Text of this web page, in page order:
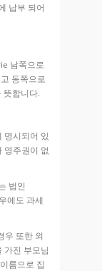
납부 되어
남쪽으로
동쪽으로
합니다.
시되어 있
영주권이 없
법인
에도 과세
우 또한 외
가진 부모님
름으로 집